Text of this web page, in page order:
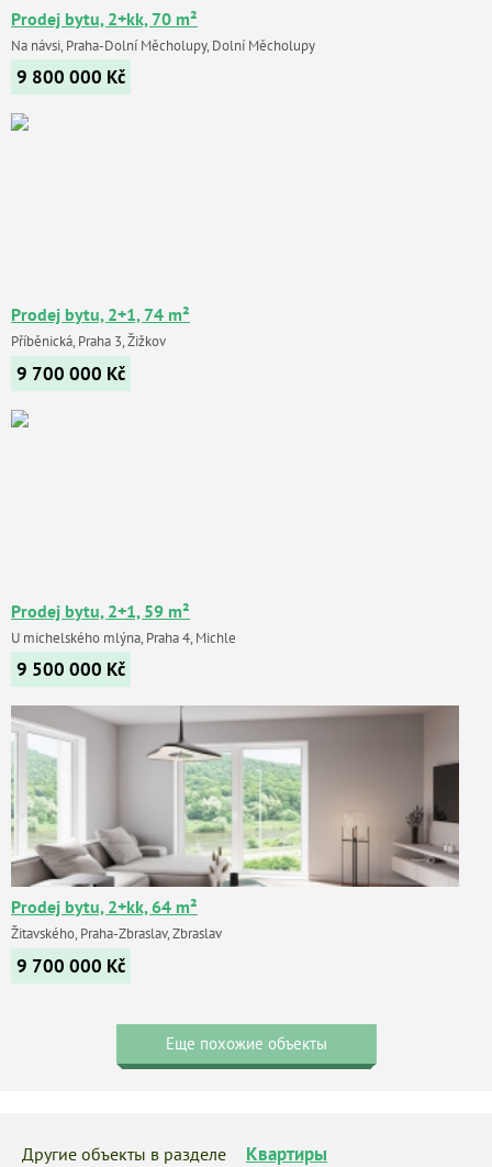
Prodej bytu, 2+kk, 70 m²
Na návsi, Praha-Dolní Měcholupy, Dolní Měcholupy
9 800 000 Kč
Prodej bytu, 2+1, 74 m²
Příběnická, Praha 3, Žižkov
9 700 000 Kč
Prodej bytu, 2+1, 59 m²
U michelského mlýna, Praha 4, Michle
9 500 000 Kč
Prodej bytu, 2+kk, 64 m²
Žitavského, Praha-Zbraslav, Zbraslav
9 700 000 Kč
Еще похожие объекты
Другие объекты в разделе Квартиры